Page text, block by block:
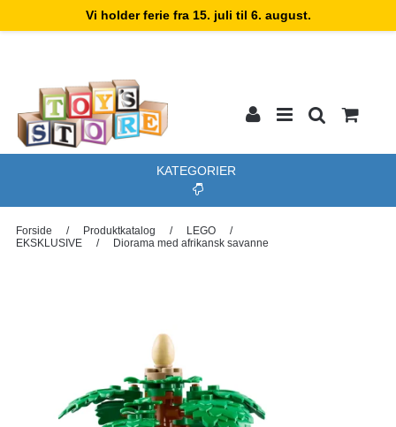
Vi holder ferie fra 15. juli til 6. august.
KATEGORIER
Forside / Produktkatalog / LEGO
/
EKSKLUSIVE
/ Diorama med afrikansk savanne